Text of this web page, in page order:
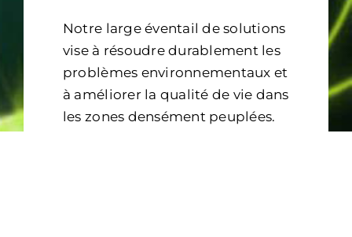
Notre large éventail de solutions
vise à résoudre durablement les
problèmes environnementaux et
à améliorer la qualité de vie dans
les zones densément peuplées.